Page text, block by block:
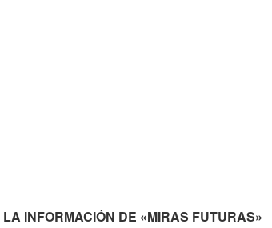
INFORMACIÓN DE «MIRAS FUTURAS»